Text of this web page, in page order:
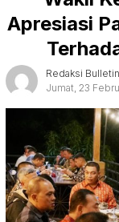
Apresiasi
Redaksi Bulletin
Jumat, 23